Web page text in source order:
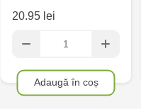
20.95 lei
Adaugă în coș